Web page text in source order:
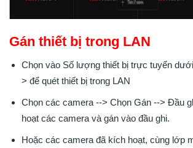
Gán thiết bị trong LAN
Chọn vào Số lượng thiết bị trực tuyến
> để quét thiết bị trong LAN
Chọn các camera --> Chọn Gán --> Đầu
hoạt các camera và gán vào đầu ghi.
Hoặc các camera đã kích hoạt, cùng lớp